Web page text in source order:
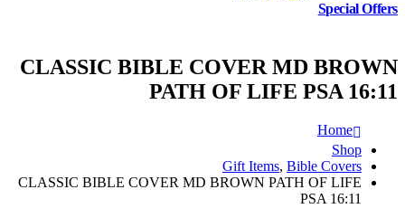
Special Offers
CLASSIC BIBLE COVER MD BROWN
PATH OF LIFE PSA 16:11
Home
Shop
Gift Items, Bible Covers
CLASSIC BIBLE COVER MD BROWN PATH OF LIFE
PSA 16:11